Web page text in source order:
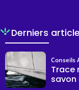
Derniers
Trace
savon
Conseils